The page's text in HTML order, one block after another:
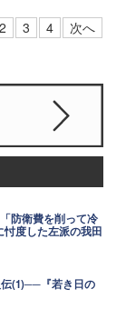
2 3 4 次へ
防衛費を削って冷
度した左派の我田
伝(1)──『若き日の